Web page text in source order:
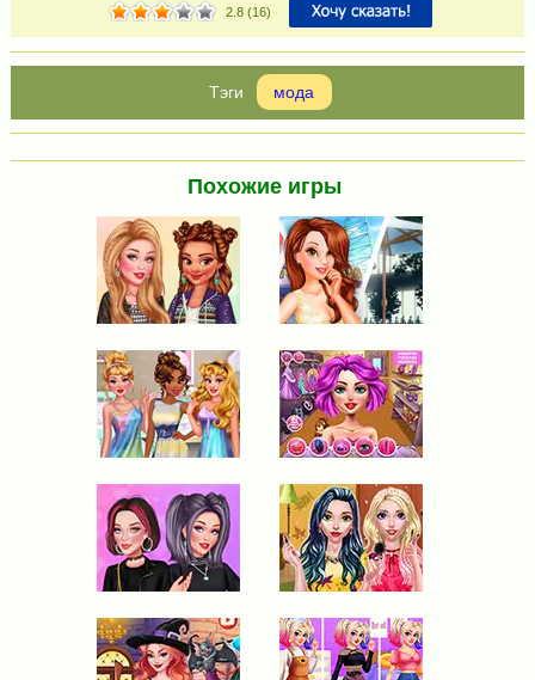
2.8(16)
мода
Похожие игры